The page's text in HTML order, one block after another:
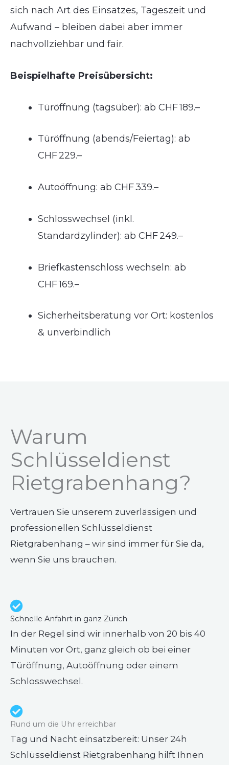
sich nach Art des Einsatzes, Tageszeit und
Aufwand – bleiben dabei aber immer
nachvollziehbar und fair.
Beispielhafte Preisübersicht:
Türöffnung (tagsüber): ab CHF 189.–
Türöffnung (abends/Feiertag): ab
CHF 229.–
Autoöffnung: ab CHF 339.–
Schlosswechsel (inkl.
Standardzylinder): ab CHF 249.–
Briefkastenschloss wechseln: ab
CHF 169.–
Sicherheitsberatung vor Ort: kostenlos
& unverbindlich
Warum
Schlüsseldienst
Rietgrabenhang?
Vertrauen Sie unserem zuverlässigen und
professionellen Schlüsseldienst
Rietgrabenhang – wir sind immer für Sie da,
wenn Sie uns brauchen.
Schnelle Anfahrt in ganz Zürich
In der Regel sind wir innerhalb von 20 bis 40
Minuten vor Ort, ganz gleich ob bei einer
Türöffnung, Autoöffnung oder einem
Schlosswechsel.
Rund um die Uhr erreichbar
Tag und Nacht einsatzbereit: Unser 24h
Schlüsseldienst Rietgrabenhang hilft Ihnen